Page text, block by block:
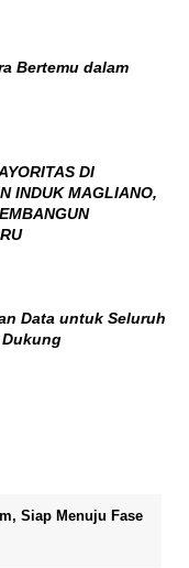
Bertemu dalam
DI
INDUK MAGLIANO,
Data untuk Seluruh
Dukung
Siap Menuju Fase